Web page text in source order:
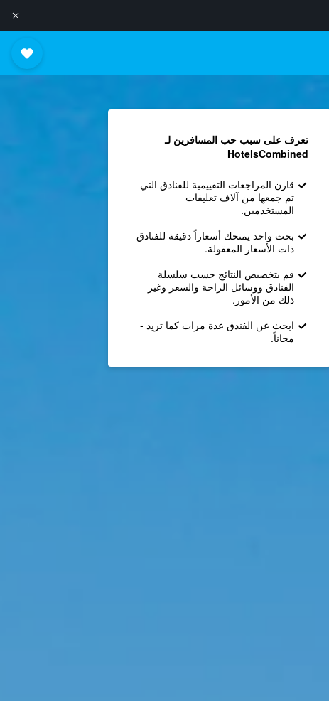
تعرف على سبب حب المسافرين لـ
HotelsCombined
قارن المراجعات التقييمية للفنادق التي
تم جمعها من آلاف تعليقات
المستخدمين.
بحث واحد يمنحك أسعاراً دقيقة للفنادق
ذات الأسعار المعقولة.
قم بتخصيص النتائج حسب سلسلة
الفنادق ووسائل الراحة والسعر وغير
ذلك من الأمور.
ابحث عن الفندق عدة مرات كما تريد -
مجاناً.